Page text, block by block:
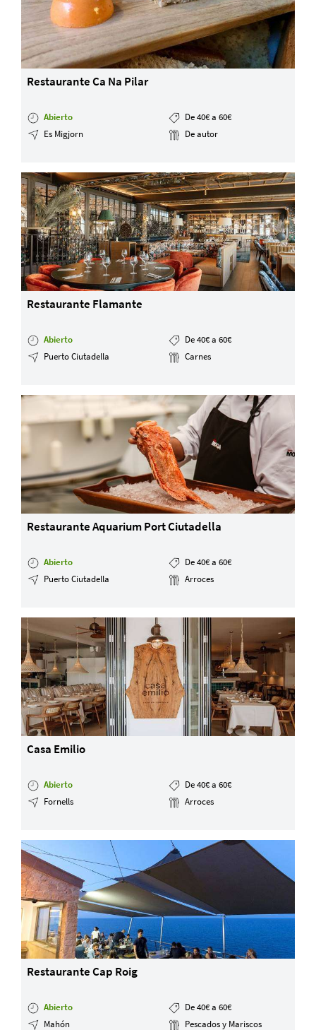
Restaurante Ca Na Pilar
Abierto
De 40€ a 60€
Es Migjorn
De autor
Restaurante Flamante
Abierto
De 40€ a 60€
Puerto Ciutadella
Carnes
Restaurante Aquarium Port Ciutadella
Abierto
De 40€ a 60€
Puerto Ciutadella
Arroces
Casa Emilio
Abierto
De 40€ a 60€
Fornells
Arroces
Restaurante Cap Roig
Abierto
De 40€ a 60€
Mahón
Pescados y Mariscos